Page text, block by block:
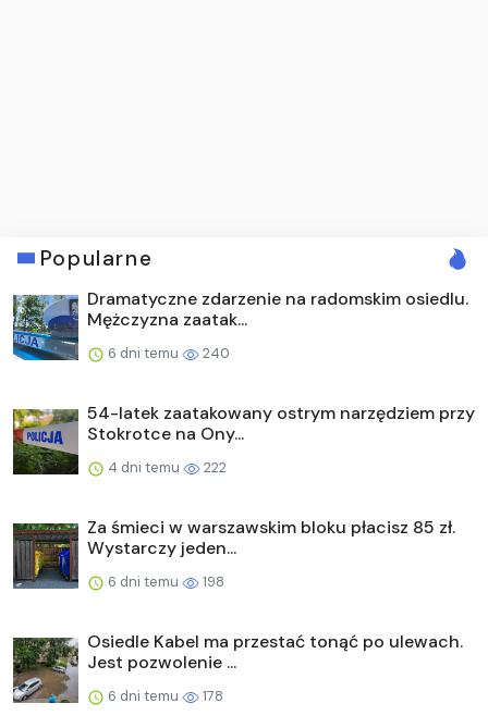
Popularne
Dramatyczne zdarzenie na radomskim osiedlu.
Mężczyzna zaatak...
6 dni temu 240
54-latek zaatakowany ostrym narzędziem przy
Stokrotce na Ony...
4 dni temu 222
Za śmieci w warszawskim bloku płacisz 85 zł.
Wystarczy jeden...
6 dni temu 198
Osiedle Kabel ma przestać tonąć po ulewach.
Jest pozwolenie ...
6 dni temu 178